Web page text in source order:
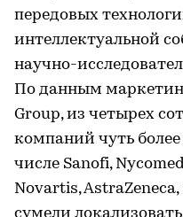
передовых
интеллектуальной
научно-
По данным
Group, из четырех
компаний чуть
числе Sanofi,
Novartis,
сумели